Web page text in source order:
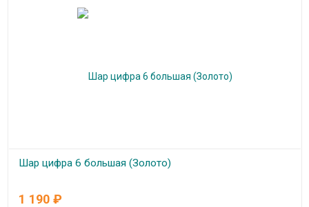
Шар цифра 6 большая (Золото)
1 190 ₽